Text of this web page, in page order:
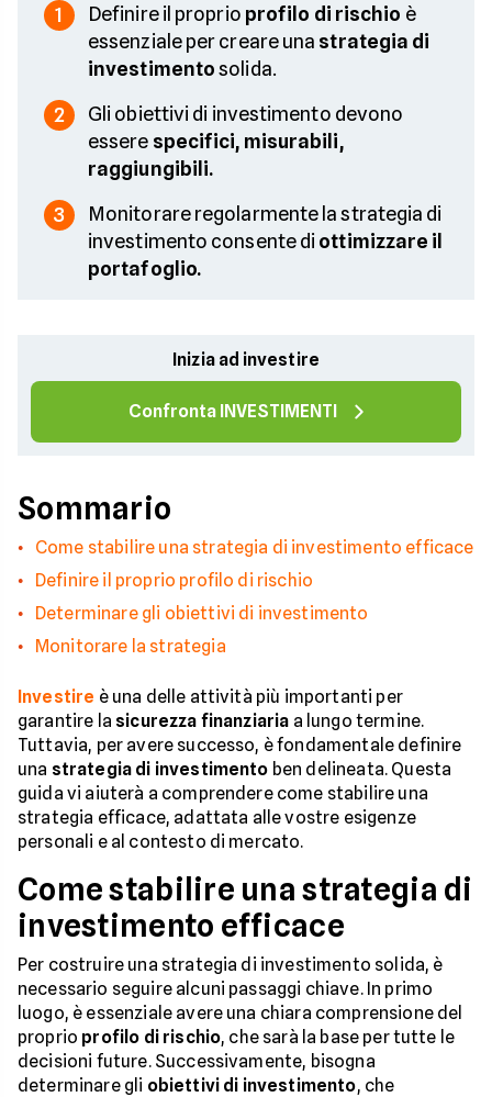
1 Definire il proprio profilo di rischio è
essenziale per creare una strategia di
investimentosolida.
2
Gli obiettivi di investimento devono
essere specifici, misurabili,
raggiungibili.
3
Monitorare regolarmente la strategia di
investimento consente di ottimizzare il
portafoglio.
Inizia ad investire
Confronta INVESTIMENTI
Sommario
Come stabilire una strategia di investimento efficace
Definire il proprio profilo di rischio
Determinare gli obiettivi di investimento
Monitorare la strategia
Investire è una delle attività più importanti per
garantire la sicurezza finanziaria a lungo termine.
Tuttavia, per avere successo, è fondamentale definire
una strategia di investimento ben delineata. Questa
guida vi aiuterà a comprendere come stabilire una
strategia efficace, adattata alle vostre esigenze
personali e al contesto di mercato.
Come stabilire una strategia di
investimento efficace
Per costruire una strategia di investimento solida, è
necessario seguire alcuni passaggi chiave. In primo
luogo, è essenziale avere una chiara comprensione del
proprio profilo di rischio, che sarà la base per tutte le
decisioni future. Successivamente, bisogna
determinare gli obiettivi di investimento, che